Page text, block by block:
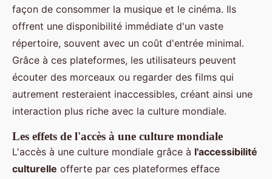
façon de consommer la musique et le cinéma. Ils
offrent une disponibilité immédiate d'un vaste
répertoire, souvent avec un coût d'entrée minimal.
Grâce à ces plateformes, les utilisateurs peuvent
écouter des morceaux ou regarder des films qui
autrement resteraient inaccessibles, créant ainsi une
interaction plus riche avec la culture mondiale.
Les effets de l'accès à une culture mondiale
L'accès à une culture mondiale grâce à l'accessibilité
culturelle offerte par ces plateformes efface